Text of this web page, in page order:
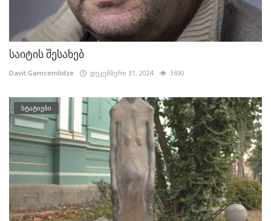
საიტის შესახებ
Davit.Gamcemlidze დეკემბერი 31, 2024 3690
სტატიები